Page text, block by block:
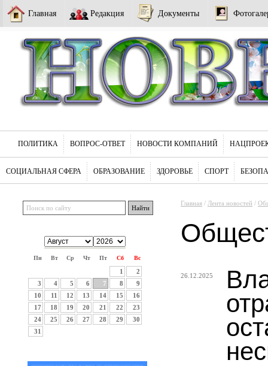
Главная Редакция Документы
ПОЛИТИКА ВОПРОС-ОТВЕТ НОВОСТИ КОМПАНИЙ
СОЦИАЛЬНАЯ СФЕРА ОБРАЗОВАНИЕ ЗДОРОВЬЕ СПОРТ
Пн Вт Ср Чт Пт Сб Вс
1
2
3
4 5 6 7 8
9
10
11 12 13 14 15
16
17
18 19 20 21 22
23
24
25 26 27 28 29
30
31
Главная / Лента новостей /
26.12.2025